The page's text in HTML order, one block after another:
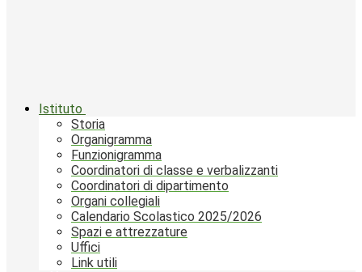
Istituto
Storia
Organigramma
Funzionigramma
Coordinatori di classe e verbalizzanti
Coordinatori di dipartimento
Organi collegiali
Calendario Scolastico 2025/2026
Spazi e attrezzature
Uffici
Link utili